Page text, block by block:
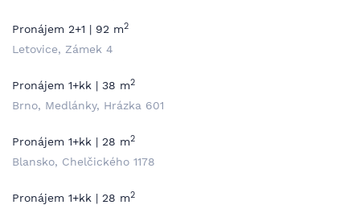
Pronájem 2+1 | 92 m2
Letovice, Zámek 4
Pronájem 1+kk | 38 m2
Brno, Medlánky, Hrázka 601
Pronájem 1+kk | 28 m2
Blansko, Chelčického 1178
Pronájem 1+kk | 28 m2